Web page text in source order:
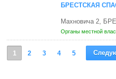
БРЕСТСКАЯ
Махновича 2,
Органы местной
1 2 3 4 5